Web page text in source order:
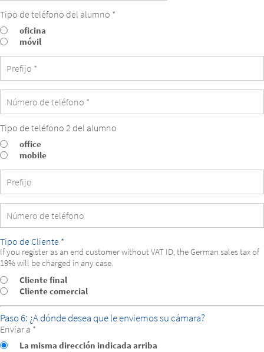
Tipo de teléfono del alumno *
Tipo
de
teléfono
oficina
móvil
Tipo de teléfono 2 del alumno
Tipo
de
teléfono
alumno
office
mobile
Tipo de Cliente *
If you register as an end customer without VAT ID, the German sales tax of
19% will be charged in any case.
Tipo
de
Cliente
Cliente final
Cliente comercial
Paso 6: ¿A dónde desea que le enviemos su cámara?
Enviar a *
La misma dirección indicada arriba